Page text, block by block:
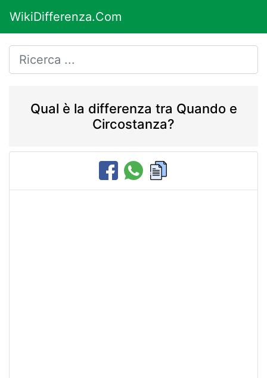
WikiDifferenza.Com
Qual è la differenza tra Quando e
Circostanza?